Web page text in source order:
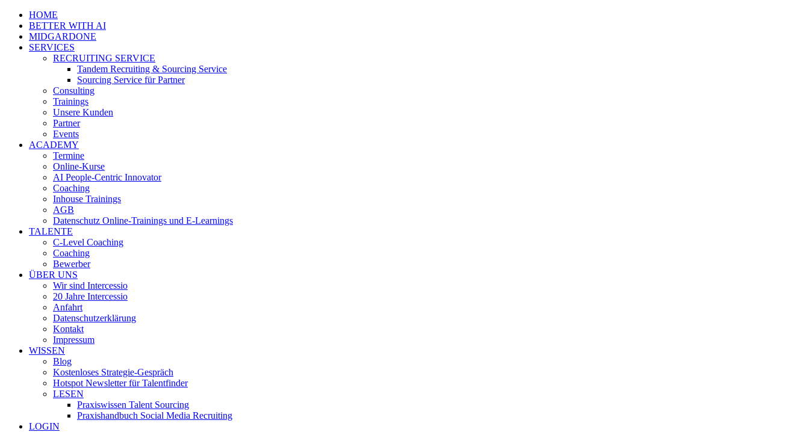
HOME
BETTER WITH AI
MIDGARDONE
SERVICES
RECRUITING SERVICE
Tandem Recruiting & Sourcing Service
Sourcing Service für Partner
Consulting
Trainings
Unsere Kunden
Partner
Events
ACADEMY
Termine
Online-Kurse
AI People-Centric Innovator
Coaching
Inhouse Trainings
AGB
Datenschutz Online-Trainings und E-Learnings
TALENTE
C-Level Coaching
Coaching
Bewerber
ÜBER UNS
Wir sind Intercessio
20 Jahre Intercessio
Anfahrt
Datenschutzerklärung
Kontakt
Impressum
WISSEN
Blog
Kostenloses Strategie-Gespräch
Hotspot Newsletter für Talentfinder
LESEN
Praxiswissen Talent Sourcing
Praxishandbuch Social Media Recruiting
LOGIN